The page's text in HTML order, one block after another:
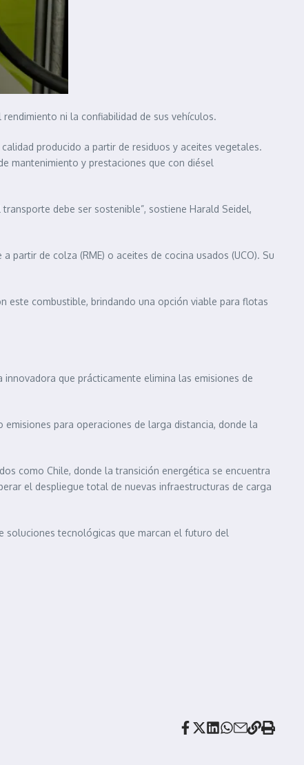
ni la confiabilidad de sus vehículos.
producido a partir de residuos y aceites vegetales.
mantenimiento y prestaciones que con diésel
debe ser sostenible”, sostiene Harald Seidel,
de colza (RME) o aceites de cocina usados (UCO). Su
este combustible, brindando una opción viable para flotas
que prácticamente elimina las emisiones de
para operaciones de larga distancia, donde la
como Chile, donde la transición energética se encuentra
el despliegue total de nuevas infraestructuras de carga
soluciones tecnológicas que marcan el futuro del